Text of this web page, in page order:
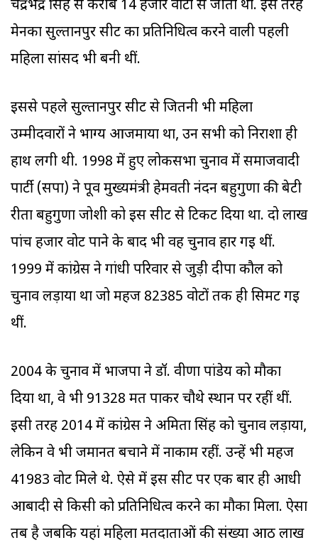
चंद्रभद्र सिंह से करीब 14 हजार वोटों से जीता था. इस तरह
मेनका सुल्तानपुर सीट का प्रतिनिधित्व करने वाली पहली
महिला सांसद भी बनी थीं.
इससे पहले सुल्तानपुर सीट से जितनी भी महिला
उम्मीदवारों ने भाग्य आजमाया था, उन सभी को निराशा ही
हाथ लगी थी. 1998 में हुए लोकसभा चुनाव में समाजवादी
पार्टी (सपा) ने पूर्व मुख्यमंत्री हेमवती नंदन बहुगुणा की बेटी
रीता बहुगुणा जोशी को इस सीट से टिकट दिया था. दो लाख
पांच हजार वोट पाने के बाद भी वह चुनाव हार गई थीं.
1999 में कांग्रेस ने गांधी परिवार से जुड़ी दीपा कौल को
चुनाव लड़ाया था जो महज 82385 वोटों तक ही सिमट गई
थीं.
2004 के चुनाव में भाजपा ने डॉ. वीणा पांडेय को मौका
दिया था, वे भी 91328 मत पाकर चौथे स्थान पर रहीं थीं.
इसी तरह 2014 में कांग्रेस ने अमिता सिंह को चुनाव लड़ाया,
लेकिन वे भी जमानत बचाने में नाकाम रहीं. उन्हें भी महज
41983 वोट मिले थे. ऐसे में इस सीट पर एक बार ही आधी
आबादी से किसी को प्रतिनिधित्व करने का मौका मिला. ऐसा
तब है जबकि यहां महिला मतदाताओं की संख्या आठ लाख